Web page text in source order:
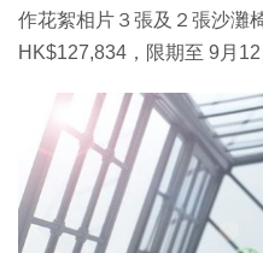
作花絮相片３張及２張沙灘
HK$127,834，限期至 9月12